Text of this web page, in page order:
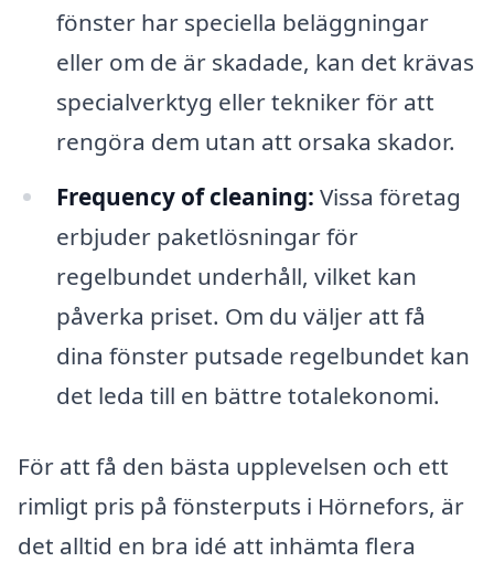
fönster har speciella beläggningar
eller om de är skadade, kan det krävas
specialverktyg eller tekniker för att
rengöra dem utan att orsaka skador.
Frequency of cleaning: Vissa företag
erbjuder paketlösningar för
regelbundet underhåll, vilket kan
påverka priset. Om du väljer att få
dina fönster putsade regelbundet kan
det leda till en bättre totalekonomi.
För att få den bästa upplevelsen och ett
rimligt pris på fönsterputs i Hörnefors, är
det alltid en bra idé att inhämta flera